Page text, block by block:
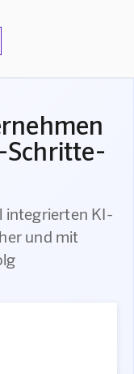
Schritte-
integrierten KI-
und mit